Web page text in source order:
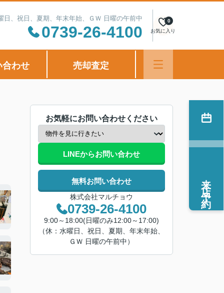
、祝日、夏期、年末年始、ＧＷ 日曜の午前中
0739-26-4100 お気に入り
0
合わせ 売却査定
お気軽にお問い合わせください
LINEからお問い合わせ
無料お問い合わせ
株式会社マルチョウ
0739-26-4100
9:00～18:00(日曜のみ12:00～17:00)
（休：水曜日、祝日、夏期、年末年始、
ＧＷ 日曜の午前中）
来店予約